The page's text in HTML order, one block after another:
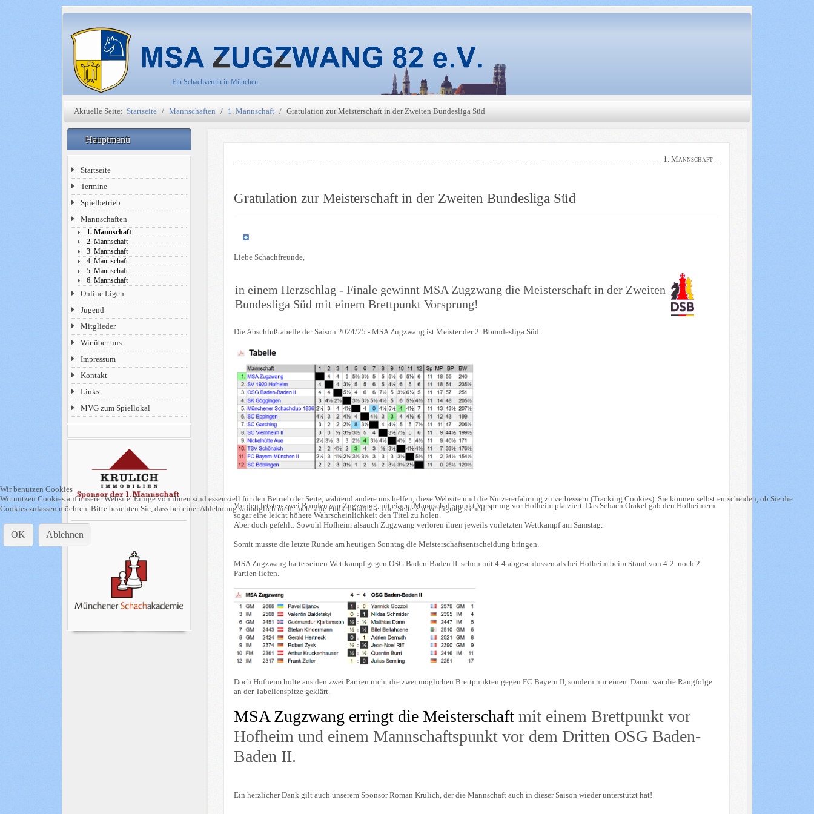
Ein Schachverein in München
Aktuelle Seite:Startseite Mannschaften 1. Mannschaft Gratulation zur Meisterschaft in der Zweiten Bundesliga Süd
Hauptmenü
Startseite
Termine
Spielbetrieb
Mannschaften
1. Mannschaft
2. Mannschaft
3. Mannschaft
4. Mannschaft
5. Mannschaft
6. Mannschaft
Online Ligen
Jugend
Mitglieder
Wir über uns
Impressum
Kontakt
Links
MVG zum Spiellokal
1. Mannschaft
Gratulation zur Meisterschaft in der Zweiten Bundesliga Süd
Liebe Schachfreunde,
in einem Herzschlag - Finale gewinnt MSA Zugzwang die Meisterschaft in der Zweiten
Bundesliga Süd mit einem Brettpunkt Vorsprung!
Die Abschlußtabelle der Saison 2024/25 - MSA Zugzwang ist Meister der 2. Bbundesliga Süd.
Vor den letzten zwei Runden war Zugzwang mit einem Mannschaftspunkt Vorsprung vor Hofheim platziert. Das Schach Orakel gab den Hofheimern
sogar eine leicht höhere Wahrscheinlichkeit den Titel zu holen.
Aber doch gefehlt: Sowohl Hofheim alsauch Zugzwang verloren ihren jeweils vorletzten Wettkampf am Samstag.
Somit musste die letzte Runde am heutigen Sonntag die Meisterschaftsentscheidung bringen.
MSA Zugzwang hatte seinen Wettkampf gegen OSG Baden-Baden II schon mit 4:4 abgeschlossen als bei Hofheim beim Stand von 4:2 noch 2
Partien liefen.
Doch Hofheim holte aus den zwei Partien nicht die zwei möglichen Brettpunkten gegen FC Bayern II, sondern nur einen. Damit war die Rangfolge
an der Tabellenspitze geklärt.
MSA Zugzwang erringt die Meisterschaftmit einem Brettpunkt vor
Hofheim und einem Mannschaftspunkt vor dem Dritten OSG Baden-
Baden II.
Ein herzlicher Dank gilt auch unserem Sponsor Roman Krulich, der die Mannschaft auch in dieser Saison wieder unterstützt hat!
Wir benutzen Cookies
Wir nutzen Cookies auf unserer Website. Einige von ihnen sind essenziell für den Betrieb der Seite, während andere uns helfen, diese Website und die Nutzererfahrung zu verbessern (Tracking Cookies). Sie können selbst entscheiden, ob Sie die
Cookies zulassen möchten. Bitte beachten Sie, dass bei einer Ablehnung womöglich nicht mehr alle Funktionalitäten der Seite zur Verfügung stehen.
OK Ablehnen